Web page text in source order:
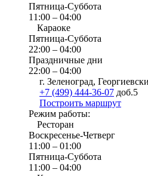
Пятница-Суббота
11:00 – 04:00
Караоке
Пятница-Суббота
22:00 – 04:00
Праздничные дни
22:00 – 04:00
г. Зеленоград,
+7 (499) 444-36-07 доб.5
Построить маршрут
Режим работы:
Ресторан
Воскресенье-Четверг
11:00 – 01:00
Пятница-Суббота
11:00 – 04:00